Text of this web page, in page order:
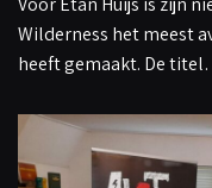
Wilderness het meest
heeft gemaakt. De